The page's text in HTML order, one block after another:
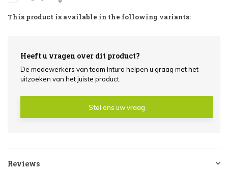
This product is available in the following variants:
Heeft u vragen over dit product?
De medewerkers van team Intura helpen u graag met het
uitzoeken van het juiste product.
Stel ons uw vraag
Reviews